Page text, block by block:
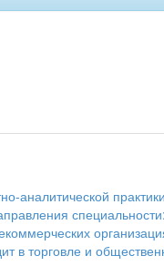
аналитической
в торговле и